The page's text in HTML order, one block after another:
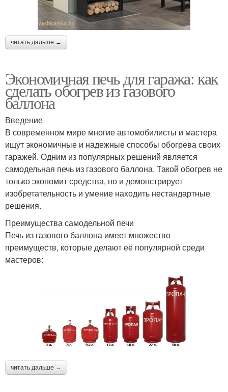
читать дальше →
Экономичная печь для гаража: как
сделать обогрев из газового
баллона
Введение
В современном мире многие автомобилисты и мастера
ищут экономичные и надежные способы обогрева своих
гаражей. Одним из популярных решений является
самодельная печь из газового баллона. Такой обогрев не
только экономит средства, но и демонстрирует
изобретательность и умение находить нестандартные
решения.
Преимущества самодельной печи
Печь из газового баллона имеет множество
преимуществ, которые делают её популярной среди
мастеров:
читать дальше →